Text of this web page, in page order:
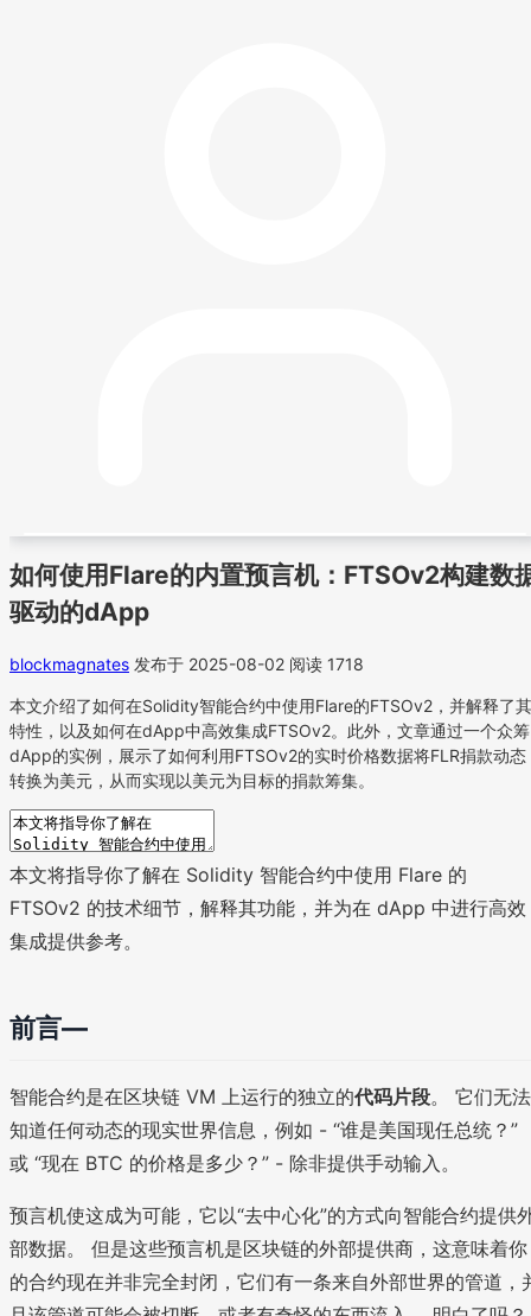
如何使用Flare的内置预言机：FTSOv2构建数
驱动的dApp
blockmagnates 发布于 2025-08-02 阅读 1718
本文介绍了如何在Solidity智能合约中使用Flare的FTSOv2，并解释了其
特性，以及如何在dApp中高效集成FTSOv2。此外，文章通过一个众筹
dApp的实例，展示了如何利用FTSOv2的实时价格数据将FLR捐款动态
转换为美元，从而实现以美元为目标的捐款筹集。
本文将指导你了解在 Solidity 智能合约中使用 Flare 的
FTSOv2 的技术细节，解释其功能，并为在 dApp 中进行高效
集成提供参考。
前言—
智能合约是在区块链 VM 上运行的独立的代码片段。 它们无法
知道任何动态的现实世界信息，例如 - “谁是美国现任总统？”
或 “现在 BTC 的价格是多少？” - 除非提供手动输入。
预言机使这成为可能，它以“去中心化”的方式向智能合约提供
部数据。 但是这些预言机是区块链的外部提供商，这意味着你
的合约现在并非完全封闭，它们有一条来自外部世界的管道，